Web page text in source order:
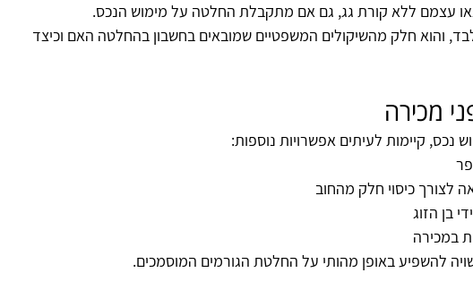
עצמם ללא קורת גג, גם אם מתקבלת החלטה על מימוש הנכס.
והוא חלק מהשיקולים המשפטיים שמובאים בחשבון בהחלטה האם וכיצד
מכירה
קיימות לעיתים אפשרויות נוספות:
לצורך כיסוי חלק מהחוב
בן הזוג
במכירה
להשפיע באופן מהותי על החלטת הגורמים המוסמכים.